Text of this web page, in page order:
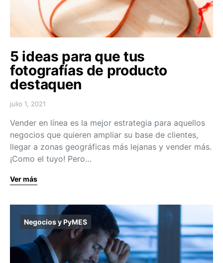
5 ideas para que tus
fotografías de producto
destaquen
julio 1, 2021
Vender en línea es la mejor estrategia para aquellos
negocios que quieren ampliar su base de clientes,
llegar a zonas geográficas más lejanas y vender más.
¡Como el tuyo! Pero…
Ver más
Negocios y PyMES